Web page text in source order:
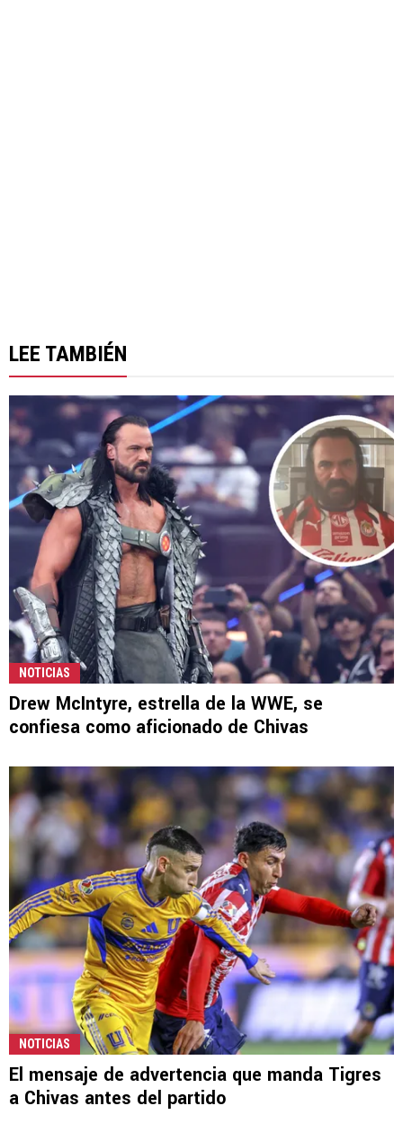
LEE TAMBIÉN
NOTICIAS
Drew McIntyre, estrella de la WWE, se
confiesa como aficionado de Chivas
NOTICIAS
El mensaje de advertencia que manda Tigres
a Chivas antes del partido